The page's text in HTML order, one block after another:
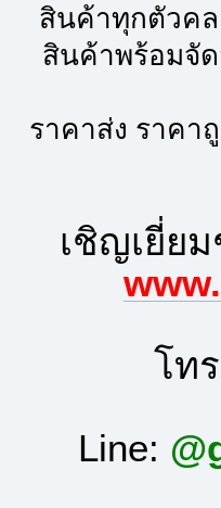
สินค้าทุกตัวค
สินค้าพร้อมจั
ราคาส่ง ราคา
เชิญเยี่ย
โท
Line: